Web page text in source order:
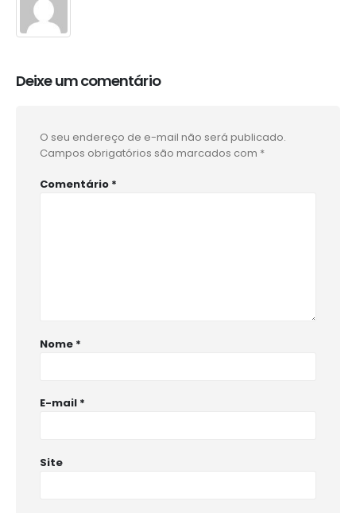
Deixe um comentário
O seu endereço de e-mail não será publicado.
Campos obrigatórios são marcados com *
Comentário *
Nome *
E-mail *
Site